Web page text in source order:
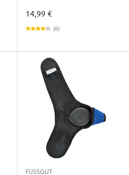
14,99 €
(6)
FUSSGUT